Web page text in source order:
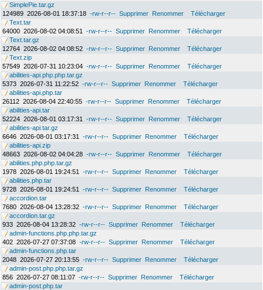
SimplePie.tar.gz
124989 2026-08-01 18:37:18 -rw-r--r-- Supprimer Renommer
Télécharger
Text.tar
64000 2026-08-02 04:08:51 -rw-r--r-- Supprimer Renommer
Télécharger
Text.tar.gz
12764 2026-08-02 04:08:52 -rw-r--r-- Supprimer Renommer
Télécharger
Text.zip
57549 2026-07-31 10:23:04 -rw-r--r-- Supprimer Renommer
Télécharger
abilities-api.php.php.tar.gz
5373 2026-07-31 11:22:52 -rw-r--r-- Supprimer Renommer
Télécharger
abilities-api.php.tar
26112 2026-08-04 22:40:55 -rw-r--r-- Supprimer Renommer
Télécharger
abilities-api.tar
52224 2026-08-01 03:17:31 -rw-r--r-- Supprimer Renommer
Télécharger
abilities-api.tar.gz
6646 2026-08-01 03:17:31 -rw-r--r-- Supprimer Renommer
Télécharger
abilities-api.zip
48663 2026-08-02 04:04:28 -rw-r--r-- Supprimer Renommer
Télécharger
abilities.php.php.tar.gz
1978 2026-08-01 19:24:51 -rw-r--r-- Supprimer Renommer
Télécharger
abilities.php.tar
9728 2026-08-01 19:24:51 -rw-r--r-- Supprimer Renommer
Télécharger
accordion.tar
7680 2026-08-04 13:28:32 -rw-r--r-- Supprimer Renommer
Télécharger
accordion.tar.gz
933 2026-08-04 13:28:32 -rw-r--r-- Supprimer Renommer
Télécharger
admin-functions.php.php.tar.gz
402 2026-07-27 07:37:08 -rw-r--r-- Supprimer Renommer
Télécharger
admin-functions.php.tar
2048 2026-07-27 20:13:55 -rw-r--r-- Supprimer Renommer
Télécharger
admin-post.php.php.tar.gz
856 2026-07-27 08:11:07 -rw-r--r-- Supprimer Renommer
Télécharger
admin-post.php.tar